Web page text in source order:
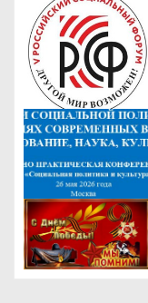
п
о
з
а
п
и
с